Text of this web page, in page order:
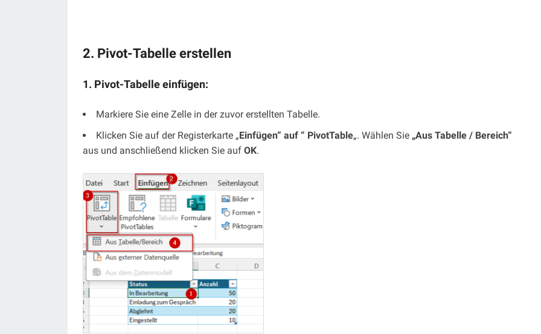
2. Pivot-Tabelle erstellen
1. Pivot-Tabelle einfügen:
Markiere Sie eine Zelle in der zuvor erstellten Tabelle.
Klicken Sie auf der Registerkarte „Einfügen“ auf “ PivotTable„. Wählen Sie „Aus Tabelle / Bereich“
aus und anschließend klicken Sie auf OK.